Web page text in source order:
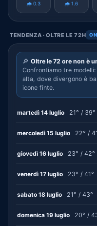
🌧️ 0.3 🌧️ 1.6
TENDENZA · OLTRE LE 72H
🔎 Oltre le 72 ore non è
Confrontiamo tre
alta, dove divergono è
icone finte.
martedì 14 luglio 21° / 39°
mercoledì 15 luglio 22° /
giovedì 16 luglio 23° / 42°
venerdì 17 luglio 23° / 41°
sabato 18 luglio 21° / 43°
domenica 19 luglio 20° /